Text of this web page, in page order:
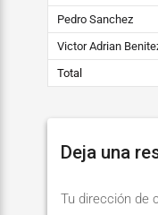
Pedro Sanchez
Victor Adrian
Total
Deja una
Tu dirección de